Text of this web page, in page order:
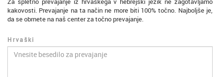
kakovosti. Prevajanje na ta način ne more biti 100% točno. Najboljše je,
da se obrnete na naš center za točno prevajanje.
Hrvaški